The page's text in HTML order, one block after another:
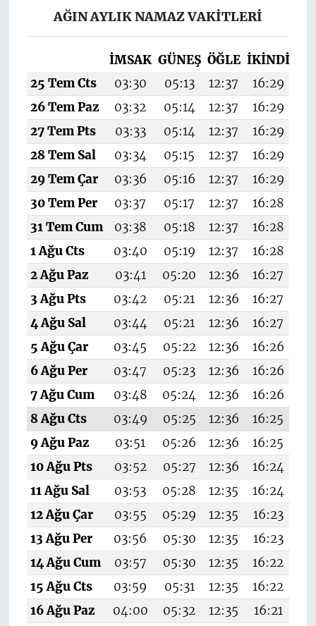
AĞIN AYLIK NAMAZ VAKITLERI
İMSAK GÜNEŞ ÖĞLE İKINDI
25 Tem Cts
03:30 05:13 12:37 16:29
26 Tem Paz
03:32 05:14 12:37 16:29
27 Tem Pts
03:33 05:14 12:37 16:29
28 Tem Sal
03:34 05:15 12:37 16:29
29 Tem Çar
03:36 05:16 12:37 16:29
30 Tem Per
03:37 05:17 12:37 16:28
31 Tem Cum
03:38 05:18 12:37 16:28
1 Ağu Cts
03:40 05:19 12:37 16:28
2 Ağu Paz
03:41 05:20 12:36 16:27
3 Ağu Pts
03:42 05:21 12:36 16:27
4 Ağu Sal
03:44 05:21 12:36 16:27
5 Ağu Çar
03:45 05:22 12:36 16:26
6 Ağu Per
03:47 05:23 12:36 16:26
7 Ağu Cum
03:48 05:24 12:36 16:26
8 Ağu Cts
03:49 05:25 12:36 16:25
9 Ağu Paz
03:51 05:26 12:36 16:25
10 Ağu Pts
03:52 05:27 12:36 16:24
11 Ağu Sal
03:53 05:28 12:35 16:24
12 Ağu Çar
03:55 05:29 12:35 16:23
13 Ağu Per
03:56 05:30 12:35 16:23
14 Ağu Cum
03:57 05:30 12:35 16:22
15 Ağu Cts
03:59 05:31 12:35 16:22
16 Ağu Paz
04:00 05:32 12:35 16:21